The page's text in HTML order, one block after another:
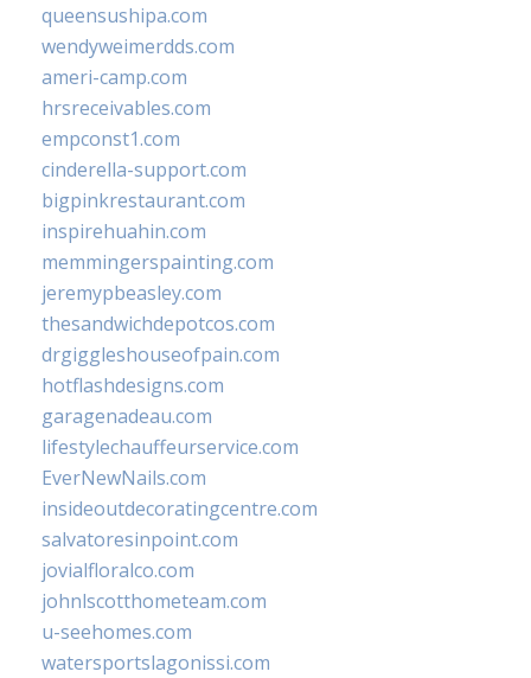
queensushipa.com
wendyweimerdds.com
ameri-camp.com
hrsreceivables.com
empconst1.com
cinderella-support.com
bigpinkrestaurant.com
inspirehuahin.com
memmingerspainting.com
jeremypbeasley.com
thesandwichdepotcos.com
drgiggleshouseofpain.com
hotflashdesigns.com
garagenadeau.com
lifestylechauffeurservice.com
EverNewNails.com
insideoutdecoratingcentre.com
salvatoresinpoint.com
jovialfloralco.com
johnlscotthometeam.com
u-seehomes.com
watersportslagonissi.com